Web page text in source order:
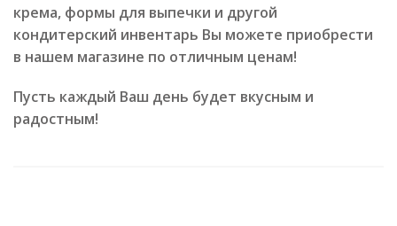
крема, формы для выпечки и другой
кондитерский инвентарь Вы можете приобрести
в нашем магазине по отличным ценам!
Пусть каждый Ваш день будет вкусным и
радостным!